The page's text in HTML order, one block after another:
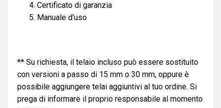
Certificato di garanzia
Manuale d'uso
** Su richiesta, il telaio incluso può essere sostituito
con versioni a passo di 15 mm o 30 mm, oppure è
possibile aggiungere telai aggiuntivi al tuo ordine. Si
prega di informare il proprio responsabile al momento